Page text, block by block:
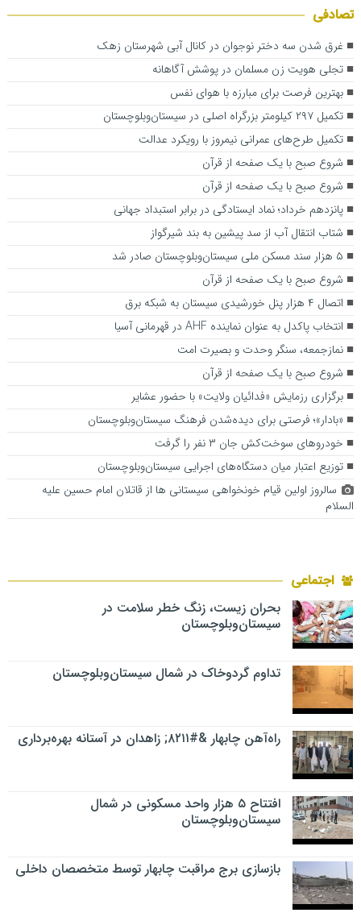
تصادفی
غرق شدن سه دختر نوجوان در کانال آبی شهرستان زهک
تجلی هویت زن مسلمان در پوشش آگاهانه
بهترین فرصت برای مبارزه با هوای نفس
تکمیل ۲۹۷ کیلومتر بزرگراه اصلی در سیستان‌وبلوچستان
تکمیل طرح‌های عمرانی نیمروز با رویکرد عدالت
شروع صبح با یک صفحه از قرآن
شروع صبح با یک صفحه از قرآن
پانزدهم خرداد؛ نماد ایستادگی در برابر استبداد جهانی
شتاب انتقال آب از سد پیشین به بند شیرگواز
۵ هزار سند مسکن ملی سیستان‌وبلوچستان صادر شد
شروع صبح با یک صفحه از قرآن
اتصال ۴ هزار پنل خورشیدی سیستان به شبکه برق
انتخاب پاکدل به عنوان نماینده AHF در قهرمانی آسیا
نمازجمعه، سنگر وحدت و بصیرت امت
شروع صبح با یک صفحه از قرآن
برگزاری رزمایش «فدائیان ولایت» با حضور عشایر
«بادار»؛ فرصتی برای دیده‌شدن فرهنگ سیستان‌وبلوچستان
خودروهای سوخت‌کش جان ۳ نفر را گرفت
توزیع اعتبار میان دستگاه‌های اجرایی سیستان‌وبلوچستان
سالروز اولین قیام خونخواهی سیستانی ها از قاتلان امام حسین علیه
السلام
اجتماعی
بحران زیست، زنگ خطر سلامت در
سیستان‌وبلوچستان
تداوم گردوخاک در شمال سیستان‌وبلوچستان
راه‌آهن چابهار &#۸۲۱۱; زاهدان در آستانه بهره‌برداری
افتتاح ۵ هزار واحد مسکونی در شمال
سیستان‌وبلوچستان
بازسازی برج مراقبت چابهار توسط متخصصان داخلی